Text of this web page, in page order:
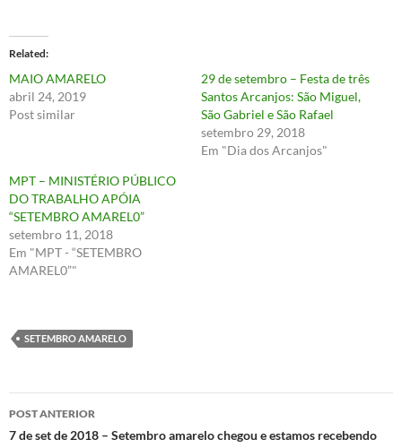
Related
MAIO AMARELO
abril 24, 2019
Post similar
29 de setembro – Festa de três
Santos Arcanjos: São Miguel,
São Gabriel e São Rafael
setembro 29, 2018
Em "Dia dos Arcanjos"
MPT – MINISTÉRIO PÚBLICO
DO TRABALHO APÓIA
“SETEMBRO AMAREL0”
setembro 11, 2018
Em "MPT - “SETEMBRO
AMAREL0”"
SETEMBRO AMARELO
Navegação
de
POST ANTERIOR
7 de set de 2018 – Setembro amarelo chegou e estamos recebendo